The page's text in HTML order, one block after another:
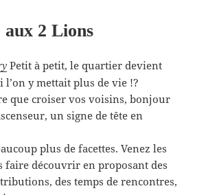
aux 2 Lions
Petit à petit, le quartier devient
l’on y mettait plus de vie !?
que croiser vos voisins, bonjour
un signe de tête en
plus de facettes. Venez les
faire découvrir en proposant des
des temps de rencontres,